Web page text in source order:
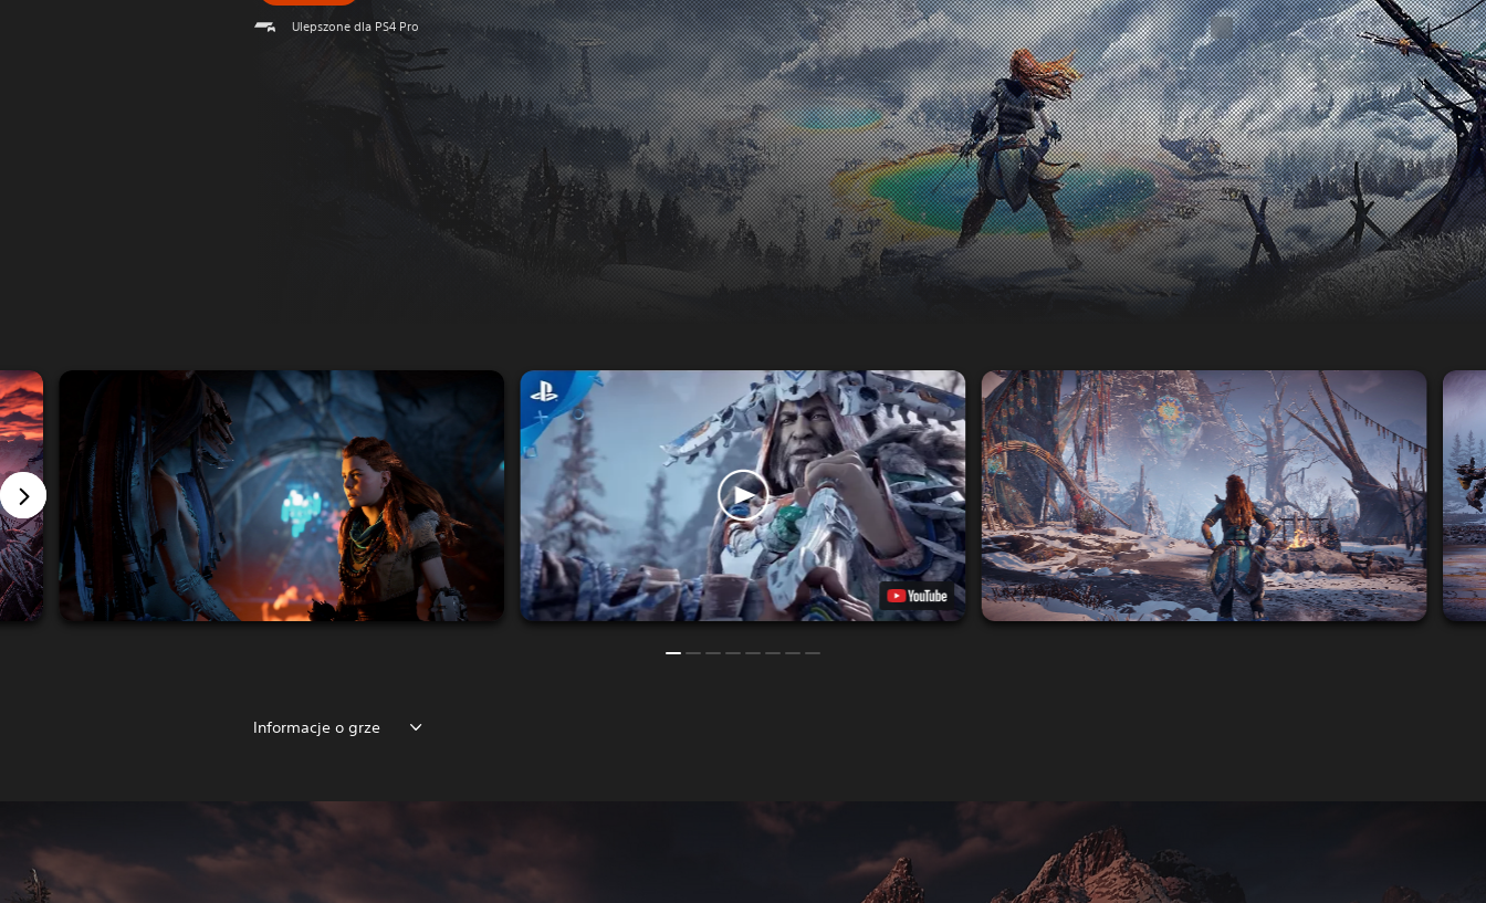
Ulepszone dla PS4 Pro
Informacje o grze